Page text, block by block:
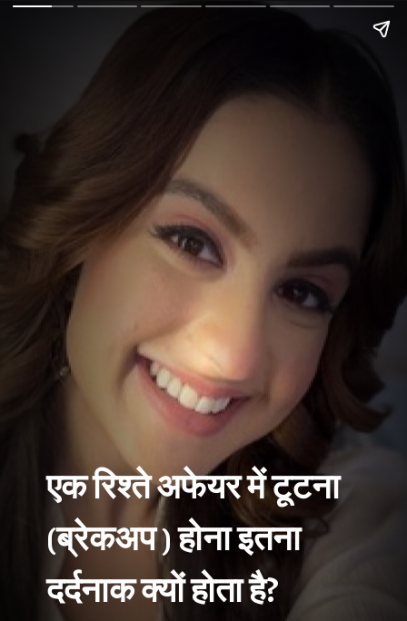
एक रिश्ते अफेयर में टूटना
(ब्रेकअप ) होना इतना
दर्दनाक क्यों होता है?